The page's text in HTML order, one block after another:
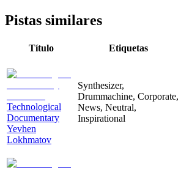
Pistas similares
Título Etiquetas
Technological
Documentary
Yevhen
Lokhmatov
Synthesizer,
Drummachine, Corporate,
News, Neutral,
Inspirational